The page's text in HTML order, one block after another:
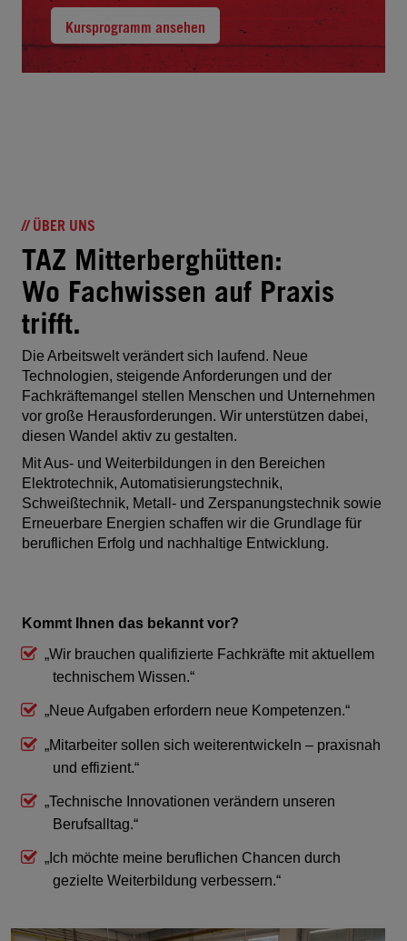
Kursprogramm ansehen
// ÜBER UNS
TAZ Mitterberghütten:
Wo Fachwissen auf Praxis
trifft.
Die Arbeitswelt verändert sich laufend. Neue
Technologien, steigende Anforderungen und der
Fachkräftemangel stellen Menschen und Unternehmen
vor große Herausforderungen. Wir unterstützen dabei,
diesen Wandel aktiv zu gestalten.
Mit Aus- und Weiterbildungen in den Bereichen
Elektrotechnik, Automatisierungstechnik,
Schweißtechnik, Metall- und Zerspanungstechnik sowie
Erneuerbare Energien schaffen wir die Grundlage für
beruflichen Erfolg und nachhaltige Entwicklung.
Kommt Ihnen das bekannt vor?
„Wir brauchen qualifizierte Fachkräfte mit aktuellem
technischem Wissen.“
„Neue Aufgaben erfordern neue Kompetenzen.“
„Mitarbeiter sollen sich weiterentwickeln – praxisnah
und effizient.“
„Technische Innovationen verändern unseren
Berufsalltag.“
„Ich möchte meine beruflichen Chancen durch
gezielte Weiterbildung verbessern.“